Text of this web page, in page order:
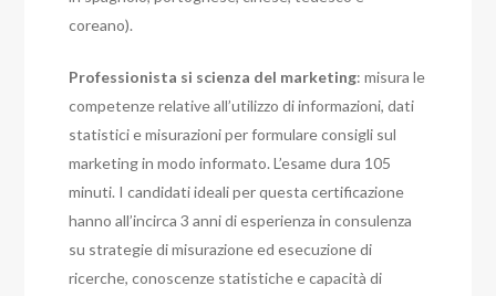
coreano).
Professionista si scienza del marketing: misura le
competenze relative all’utilizzo di informazioni, dati
statistici e misurazioni per formulare consigli sul
marketing in modo informato. L’esame dura 105
minuti. I candidati ideali per questa certificazione
hanno all’incirca 3 anni di esperienza in consulenza
su strategie di misurazione ed esecuzione di
ricerche, conoscenze statistiche e capacità di